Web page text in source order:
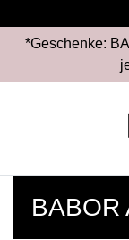
*Geschenke:
BABOR